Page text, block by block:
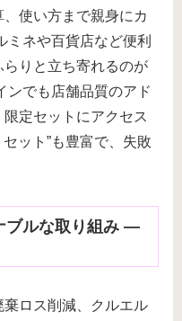
使い方まで親身にカ
ミネや百貨店など便利
りと立ち寄れるのが
ンでも店舗品質のアド
定セットにアクセス
ット”も豊富で、失敗
ブルな取り組み ―
ロス削減、クルエル